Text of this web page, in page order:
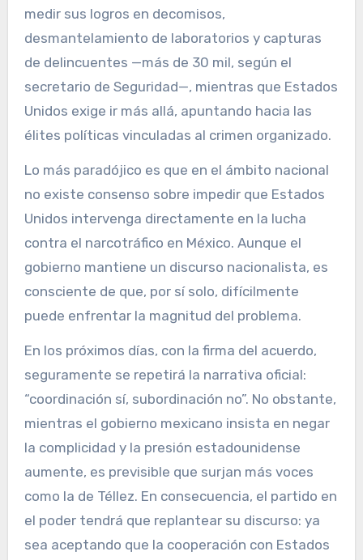
medir sus logros en decomisos,
desmantelamiento de laboratorios y capturas
de delincuentes —más de 30 mil, según el
secretario de Seguridad—, mientras que Estados
Unidos exige ir más allá, apuntando hacia las
élites políticas vinculadas al crimen organizado.
Lo más paradójico es que en el ámbito nacional
no existe consenso sobre impedir que Estados
Unidos intervenga directamente en la lucha
contra el narcotráfico en México. Aunque el
gobierno mantiene un discurso nacionalista, es
consciente de que, por sí solo, difícilmente
puede enfrentar la magnitud del problema.
En los próximos días, con la firma del acuerdo,
seguramente se repetirá la narrativa oficial:
“coordinación sí, subordinación no”. No obstante,
mientras el gobierno mexicano insista en negar
la complicidad y la presión estadounidense
aumente, es previsible que surjan más voces
como la de Téllez. En consecuencia, el partido en
el poder tendrá que replantear su discurso: ya
sea aceptando que la cooperación con Estados